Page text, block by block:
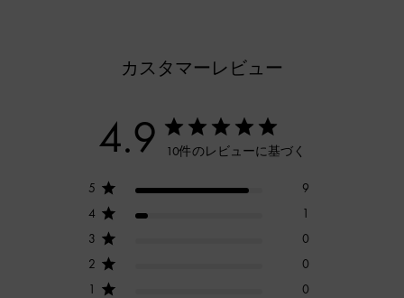
カスタマーレビュー
4.9 10件のレビューに基づく
5
9
4
1
3
0
2
0
1
0